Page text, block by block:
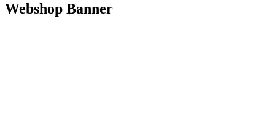
Webshop Banner